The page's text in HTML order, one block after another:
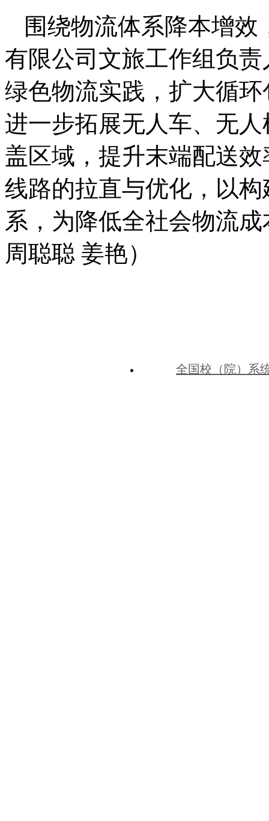
围绕物流体系降本增
有限公司文旅工作组负
绿色物流实践，扩大循
进一步拓展无人车、无
盖区域，提升末端配送
线路的拉直与优化，以
系，为降低全社会物流
周聪聪 姜艳）
全国校（院）系